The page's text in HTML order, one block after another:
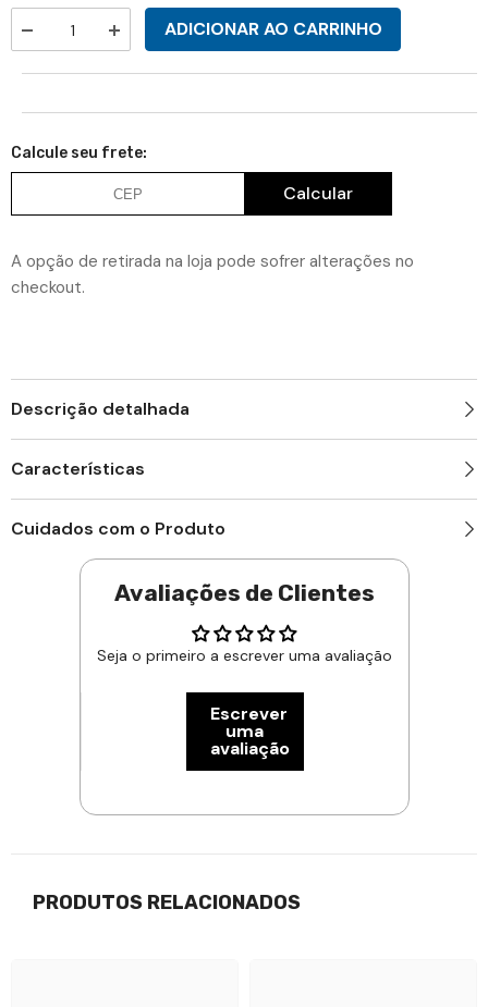
Diminuir
a
quantidade
Retangular
35kg
Roupas
Embutir
Banheiro
Aumentar
a
Deslizante
Retangular
de
Roupas
Embutir
ADICIONAR AO CARRINHO
lista
Calcule seu frete:
Calcular
A opção de retirada na loja pode sofrer alterações no
checkout.
Descrição detalhada
Características
Cuidados com o Produto
Avaliações de Clientes
Seja o primeiro a escrever uma avaliação
Escrever
uma
avaliação
PRODUTOS RELACIONADOS